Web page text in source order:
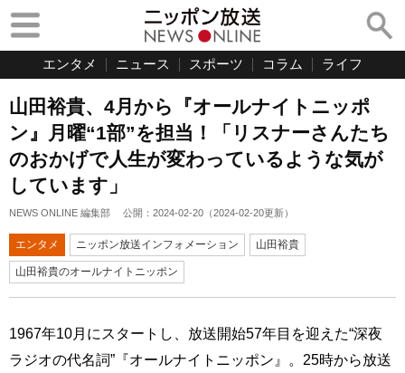
エンタメ ニュース スポーツ コラム ライフ
山田裕貴、4月から『オールナイトニッポ
ン』月曜“1部”を担当！「リスナーさんたち
のおかげで人生が変わっているような気が
しています」
NEWS ONLINE 編集部 公開： 2024-02-20 （2024-02-20更新）
エンタメ ニッポン放送インフォメーション 山田裕貴
山田裕貴のオールナイトニッポン
1967年10月にスタートし、放送開始57年目を迎えた“深夜
ラジオの代名詞”『オールナイトニッポン』。25時から放送